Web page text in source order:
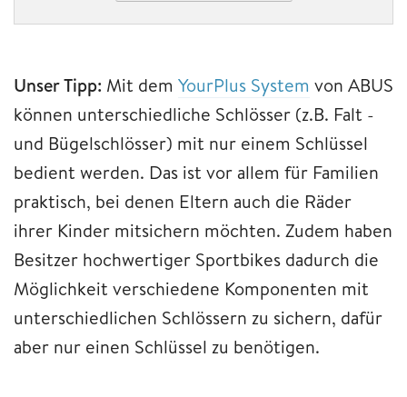
Unser Tipp: Mit dem YourPlus System von ABUS
können unterschiedliche Schlösser (z.B. Falt -
und Bügelschlösser) mit nur einem Schlüssel
bedient werden. Das ist vor allem für Familien
praktisch, bei denen Eltern auch die Räder
ihrer Kinder mitsichern möchten. Zudem haben
Besitzer hochwertiger Sportbikes dadurch die
Möglichkeit verschiedene Komponenten mit
unterschiedlichen Schlössern zu sichern, dafür
aber nur einen Schlüssel zu benötigen.